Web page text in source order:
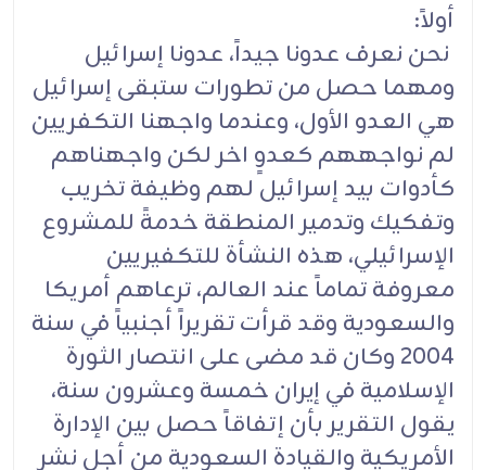
أولاً:
نحن نعرف عدونا جيداً، عدونا إسرائيل
ومهما حصل من تطورات ستبقى إسرائيل
هي العدو الأول، وعندما واجهنا التكفريين
لم نواجههم كعدوٍ اخر لكن واجهناهم
كأدوات بيد إسرائيل لهم وظيفة تخريب
وتفكيك وتدمير المنطقة خدمةً للمشروع
الإسرائيلي، هذه النشأة للتكفيريين
معروفة تماماً عند العالم، ترعاهم أمريكا
والسعودية وقد قرأت تقريراً أجنبياً في سنة
2004 وكان قد مضى على انتصار الثورة
الإسلامية في إيران خمسة وعشرون سنة،
يقول التقرير بأن إتفاقاً حصل بين الإدارة
الأمريكية والقيادة السعودية من أجل نشر